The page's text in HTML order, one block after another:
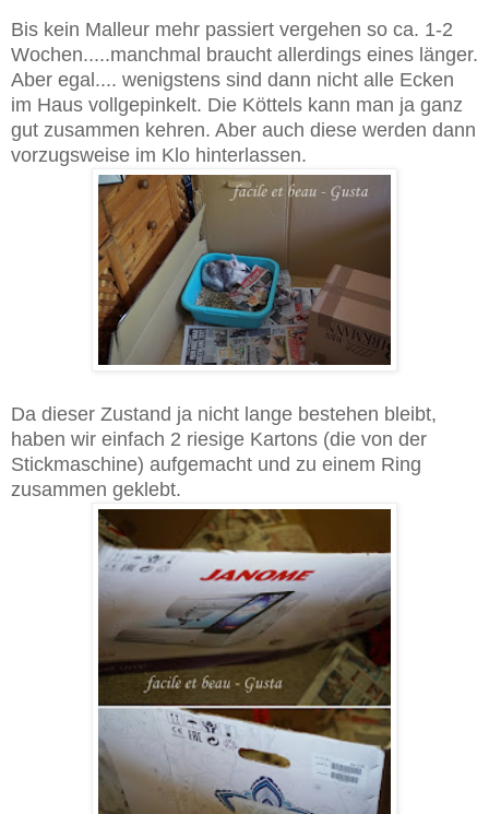
Bis kein Malleur mehr passiert vergehen so ca. 1-2
Wochen.....manchmal braucht allerdings eines länger.
Aber egal.... wenigstens sind dann nicht alle Ecken
im Haus vollgepinkelt. Die Köttels kann man ja ganz
gut zusammen kehren. Aber auch diese werden dann
vorzugsweise im Klo hinterlassen.
Da dieser Zustand ja nicht lange bestehen bleibt,
haben wir einfach 2 riesige Kartons (die von der
Stickmaschine) aufgemacht und zu einem Ring
zusammen geklebt.